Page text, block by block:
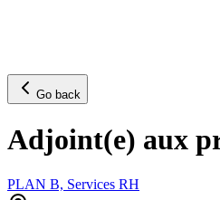
Go back
Adjoint(e) aux
PLAN B, Services RH